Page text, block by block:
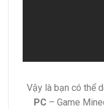
Vậy là bạn có thể
PC – Game